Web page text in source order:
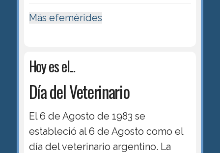
Más efemérides
Hoy es el...
Día del Veterinario
El 6 de Agosto de 1983 se
estableció al 6 de Agosto como el
día del veterinario argentino. La